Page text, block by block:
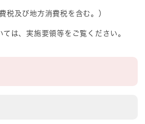
及び地方消費税を含む。）
は、実施要領等をご覧ください。